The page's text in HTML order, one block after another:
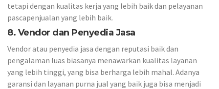
tetapi dengan kualitas kerja yang lebih baik dan pelayanan
pascapenjualan yang lebih baik.
8. Vendor dan Penyedia Jasa
Vendor atau penyedia jasa dengan reputasi baik dan
pengalaman luas biasanya menawarkan kualitas layanan
yang lebih tinggi, yang bisa berharga lebih mahal. Adanya
garansi dan layanan purna jual yang baik juga bisa menjadi